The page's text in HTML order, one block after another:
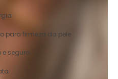
para firmeza da pele
e seguro